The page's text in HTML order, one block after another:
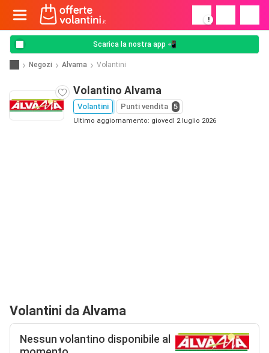
!
Scarica la nostra app 📲
Negozi Alvama Volantini
Volantino Alvama
Volantini Punti vendita 5
Ultimo aggiornamento: giovedì 2 luglio 2026
Volantini da Alvama
Nessun volantino disponibile al